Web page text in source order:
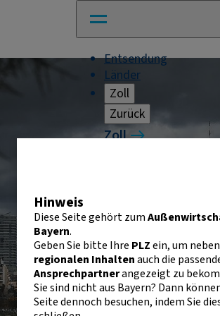
Entsendung
Länder
Zoll
Zurück
Zoll
Warenverkehr mit
Warenursprung
Warenverkehr
Allgemeines
Umsatzsteuer-
Hinweis
Diese Seite gehört zum
Bayern.
Geben Sie bitte Ihre PLZein, um
regionalen Inhaltenauch die
Ansprechpartnerangezeigt zu
Sie sind nicht aus Bayern? Dann
Seite dennoch besuchen, indem Sie